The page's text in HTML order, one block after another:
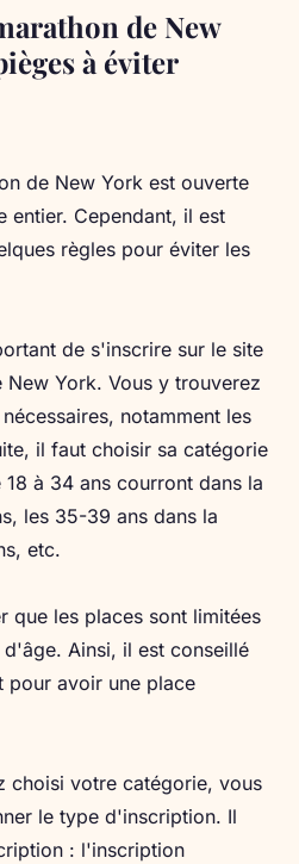
de New
à éviter
de New York est ouverte
entier. Cependant, il est
règles pour éviter les
de s'inscrire sur le site
York. Vous y trouverez
notamment les
il faut choisir sa catégorie
à 34 ans courront dans la
les 35-39 ans dans la
etc.
que les places sont limitées
Ainsi, il est conseillé
pour avoir une place
choisi votre catégorie, vous
le type d'inscription. Il
: l'inscription